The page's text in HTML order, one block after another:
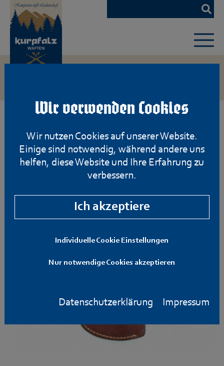
Wir verwenden Cookies
Wir nutzen Cookies auf unserer Website.
Einige sind notwendig, während andere uns
helfen, diese Website und Ihre Erfahrung zu
verbessern.
Ich akzeptiere
Individuelle Cookie Einstellungen
Nur notwendige Cookies akzeptieren
Datenschutzerklärung Impressum
Zum
Hauptinhalt
springen